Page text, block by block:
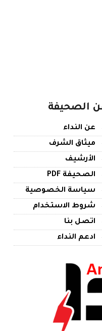
الصحيفة
عن النداء
ميثاق الشرف
الأرشيف
الصحيفة PDF
سياسة الخصوصية
شروط الاستخدام
اتصل بنا
ادعم النداء